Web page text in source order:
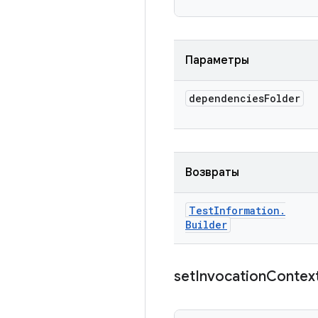
Параметры
dependenciesFolder
Возвраты
TestInformation .
Builder
setInvocation